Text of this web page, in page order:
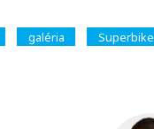
galéria Superbike